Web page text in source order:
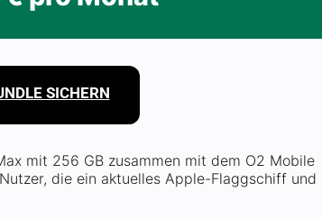
SICHERN
mit 256 GB zusammen mit dem O2 Mobile
die ein aktuelles Apple-Flaggschiff und